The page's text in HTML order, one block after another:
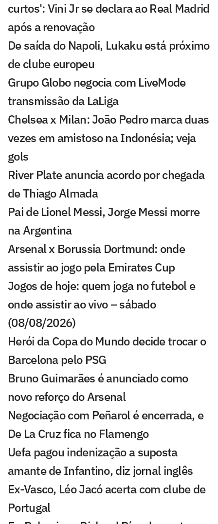
curtos': Vini Jr se declara ao Real Madrid
após a renovação
De saída do Napoli, Lukaku está próximo
de clube europeu
Grupo Globo negocia com LiveMode
transmissão da LaLiga
Chelsea x Milan: João Pedro marca duas
vezes em amistoso na Indonésia; veja
gols
River Plate anuncia acordo por chegada
de Thiago Almada
Pai de Lionel Messi, Jorge Messi morre
na Argentina
Arsenal x Borussia Dortmund: onde
assistir ao jogo pela Emirates Cup
Jogos de hoje: quem joga no futebol e
onde assistir ao vivo – sábado
(08/08/2026)
Herói da Copa do Mundo decide trocar o
Barcelona pelo PSG
Bruno Guimarães é anunciado como
novo reforço do Arsenal
Negociação com Peñarol é encerrada, e
De La Cruz fica no Flamengo
Uefa pagou indenização a suposta
amante de Infantino, diz jornal inglês
Ex-Vasco, Léo Jacó acerta com clube de
Portugal